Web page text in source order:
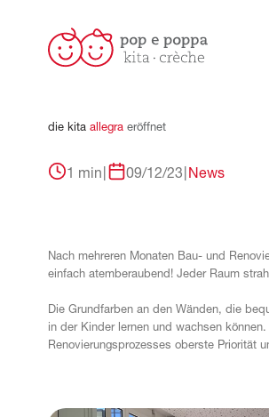
die kita allegra eröffnet
1 min 09/12/23 News
Nach mehreren Monaten Bau- und
einfach atemberaubend! Jeder Raum
Die Grundfarben an den Wänden, die
in der Kinder lernen und wachsen
Renovierungsprozesses oberste Priorität